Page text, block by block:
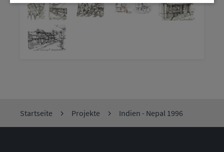
Startseite Projekte Indien - Nepal 1996